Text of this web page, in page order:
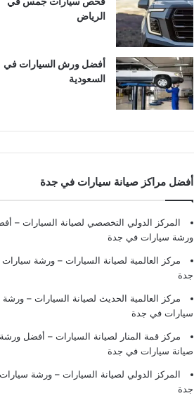
الرياض
أفضل ورش السيارات في
السعودية
أفضل مراكز صيانة سيارات في جدة
المركز الدولي التخصصي لصيانة السيارات –
ورشة سيارات في جدة
مركز العالمية لصيانة السيارات – ورشة
جدة
مركز العالمية الحديث لصيانة السيارات – ورشة
سيارات في جدة
مركز قمة المنار لصيانة السيارات – أفضل ورشة
صيانة سيارات في جدة
المركز الدولي لصيانة السيارات – ورشة
جدة